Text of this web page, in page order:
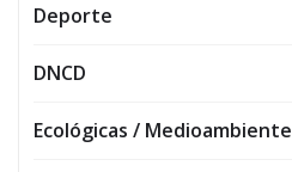
Deporte
DNCD
Ecológicas / Medioambiente